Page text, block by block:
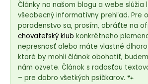
Články na našom blogu a webe slúžia
všeobecný informatívny prehľad. Pre
poradenstvo sa, prosím, obráťte na
chovateľský klub konkrétneho
nepresnosť alebo máte vlastné
ktoré by mohli článok obohatiť,
nám ozvete. Článok s radosťou
– pre dobro všetkých psíčkarov. 🐾
á